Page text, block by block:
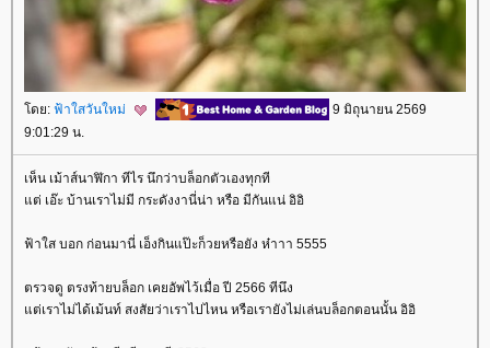
ดย: ฟ้าใสวันใหม่
9 มิถุนายน 2569
9:01:29 น.
เห็น เม้าส์นาฬิกา ทีไร นึกว่าบล็อกตัวเองทุกที
ต่ เอ๊ะ บ้านเราไม่มี กระดังงานี่น่า หรือ มีกันแน่ อิอิ
ฟ้าใส บอก ก่อนมานี่ เอ็งกินแป๊ะก็วยหรือยัง ห๋าาา 5555
ตรวจดู ตรงท้ายบล็อก เคยอัพไว้เมื่อ ปี 2566 ทีนึง
ต่เราไม่ได้เม้นท์ สงสัยว่าเราไปไหน หรือเรายังไม่เล่นบล็อกตอนนั้น อิอิ